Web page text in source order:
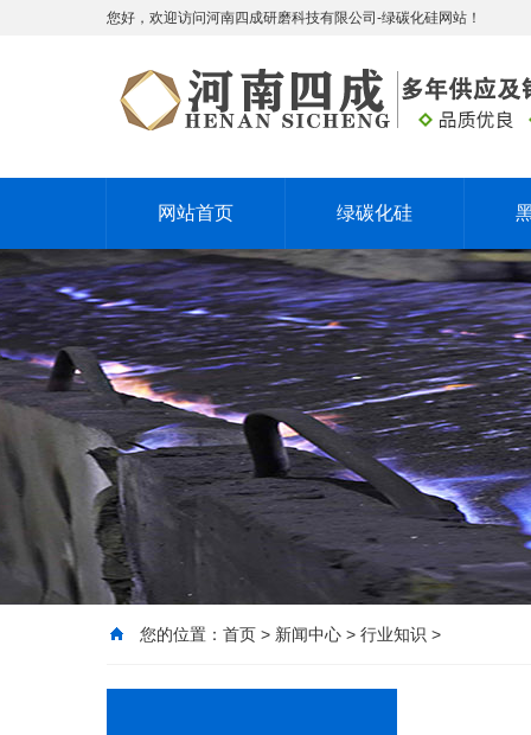
您好，欢迎访问河南四成研磨科技有限公司-绿碳化硅网站！
网站首页 绿碳化硅
您的位置： 首页 > 新闻中心 > 行业知识 >